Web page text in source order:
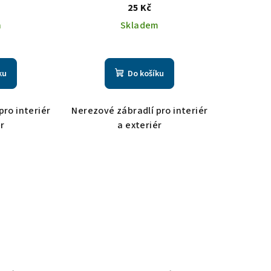
interiér
25 Kč
Skladem
Do košíku
Nerezové zábradlí pro interiér
a exteriér